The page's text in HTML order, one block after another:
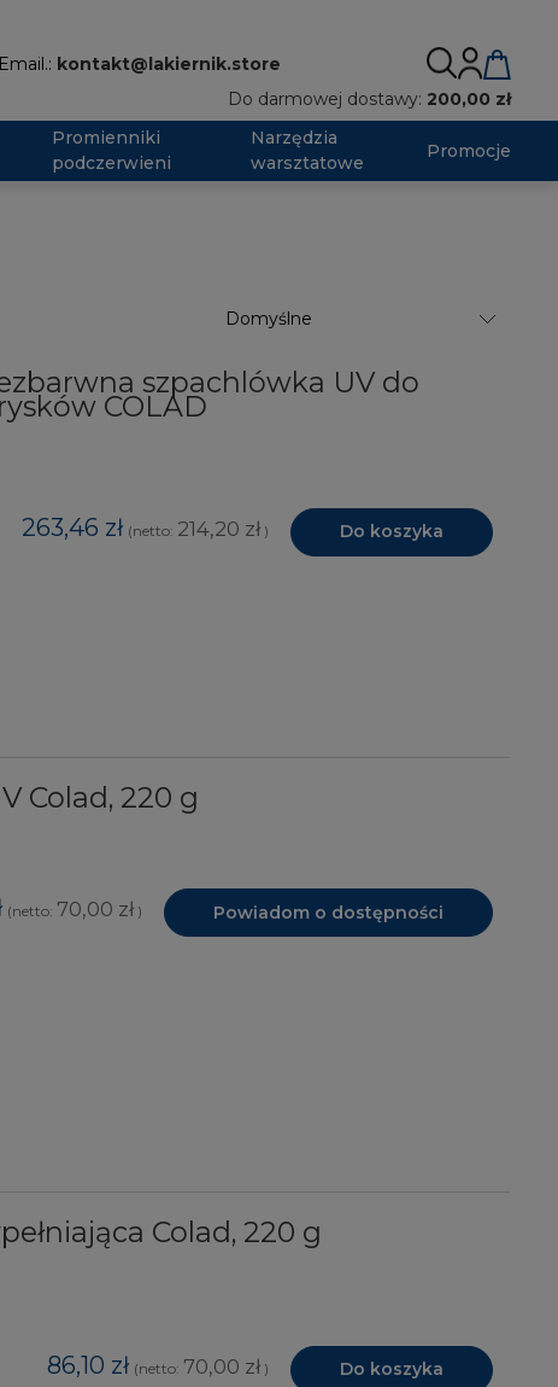
Email.: kontakt@lakiernik.store
Do darmowej dostawy: 200,00 zł
Promienniki
podczerwieni
Narzędzia
warsztatowe
Promocje
szpachlówka UV do
COLAD
263,46 zł (netto: 214,20 zł) Do koszyka
Colad, 220 g
(netto: 70,00 zł) Powiadom o dostępności
Colad, 220 g
86,10 zł (netto: 70,00 zł) Do koszyka